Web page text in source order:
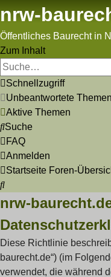
nrw-
Öffentliches Baurecht in
Zum Inhalt
Schnellzugriff
Unbeantwortete Themen
Aktive Themen
Suche
FAQ
Anmelden
Startseite Foren-
Suche
nrw-
Diese Richtlinie
baurecht.de“) (im
verwendet, die während